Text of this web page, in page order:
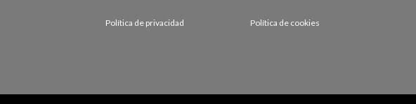
Política de privacidad Política de cookies